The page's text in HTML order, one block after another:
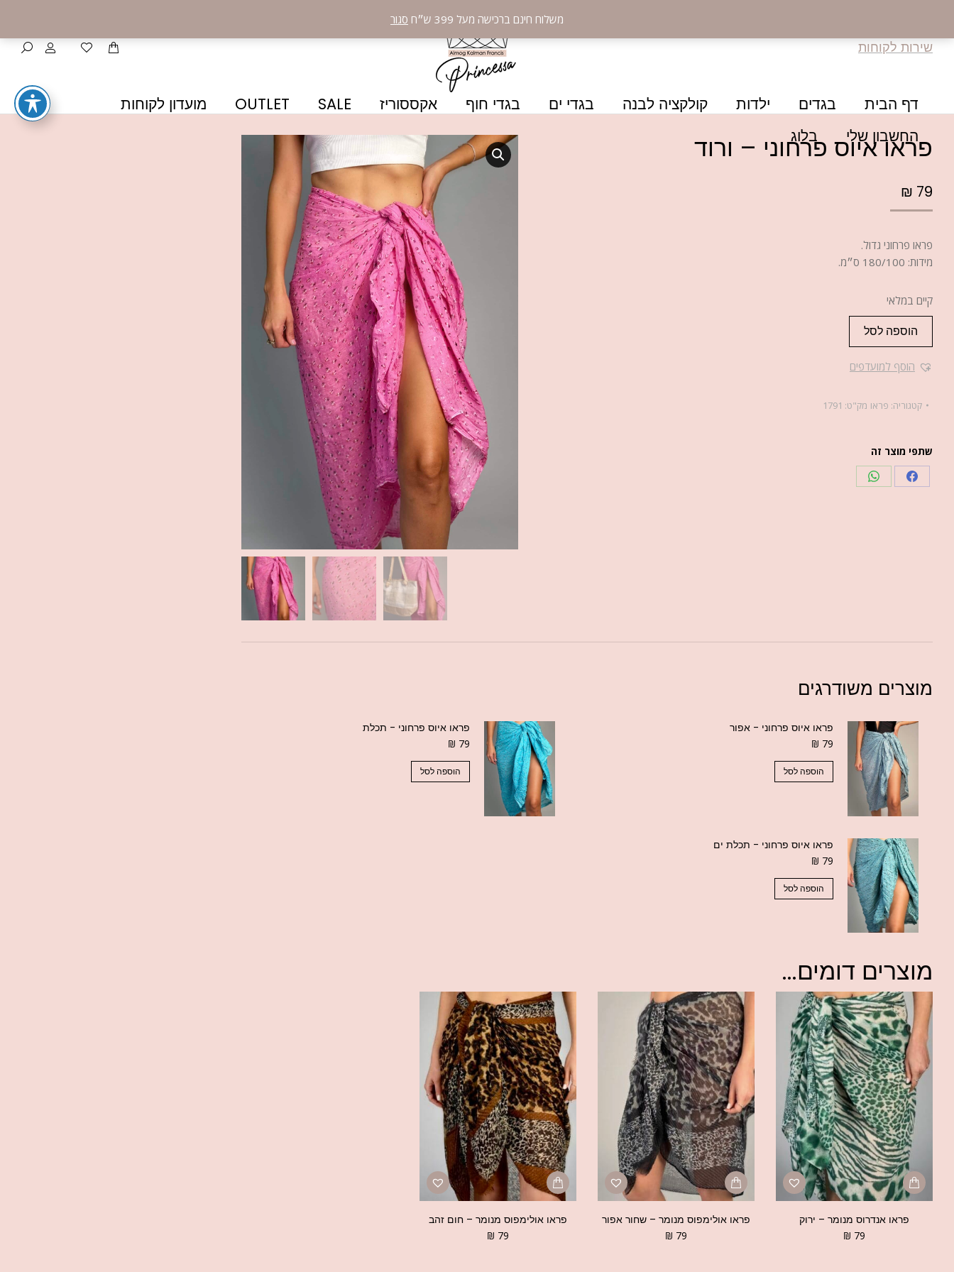
משלוח חינם ברכישה מעל 399 ש״ח סגור
שירות לקוחות
דף הבית בגדים ילדות קולקציה לבנה בגדי ים בגדי חוף אקססוריז SALE
OUTLET
מועדון לקוחות
החשבון שלי
בלוג
פראו איוס פרחוני – ורוד
₪ 79
פראו פרחוני גדול.
מידות: 180/100 ס״מ.
קיים במלאי
הוספה לסל
הוסף למועדפים
קטגוריה: פראו מק"ט: 1791
שתפי מוצר זה
מוצרים משודרגים
פראו איוס פרחוני - אפור
₪ 79
הוספה לסל
פראו איוס פרחוני - תכלת
₪ 79
הוספה לסל
פראו איוס פרחוני - תכלת ים
₪ 79
הוספה לסל
מוצרים דומים...
פראו אנדרוס מנומר – ירוק
₪ 79
פראו אולימפוס מנומר – שחור אפור
₪ 79
פראו אולימפוס מנומר – חום זהב
₪ 79